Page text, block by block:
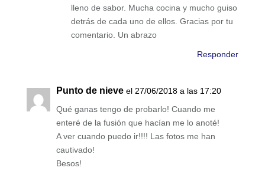
lleno de sabor. Mucha cocina y mucho guiso
detrás de cada uno de ellos. Gracias por tu
comentario. Un abrazo
Responder
Punto de nieve el 27/06/2018 a las 17:20
Qué ganas tengo de probarlo! Cuando me
enteré de la fusión que hacían me lo anoté!
A ver cuando puedo ir!!!! Las fotos me han
cautivado!
Besos!